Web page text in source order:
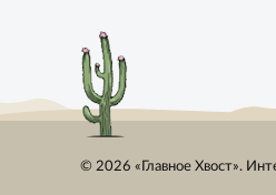
© 2026 «Главное Хвост».